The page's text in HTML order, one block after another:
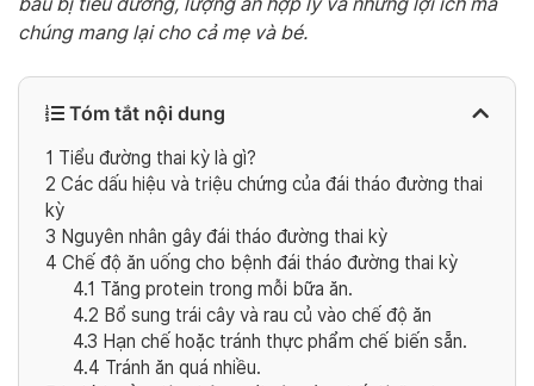
chúng mang lại cho cả mẹ và bé.
Tóm tắt nội dung
1 Tiểu đường thai kỳ là gì?
2 Các dấu hiệu và triệu chứng của đái tháo đường thai
kỳ
3 Nguyên nhân gây đái tháo đường thai kỳ
4 Chế độ ăn uống cho bệnh đái tháo đường thai kỳ
4.1 Tăng protein trong mỗi bữa ăn.
4.2 Bổ sung trái cây và rau củ vào chế độ ăn
4.3 Hạn chế hoặc tránh thực phẩm chế biến sẵn.
4.4 Tránh ăn quá nhiều.